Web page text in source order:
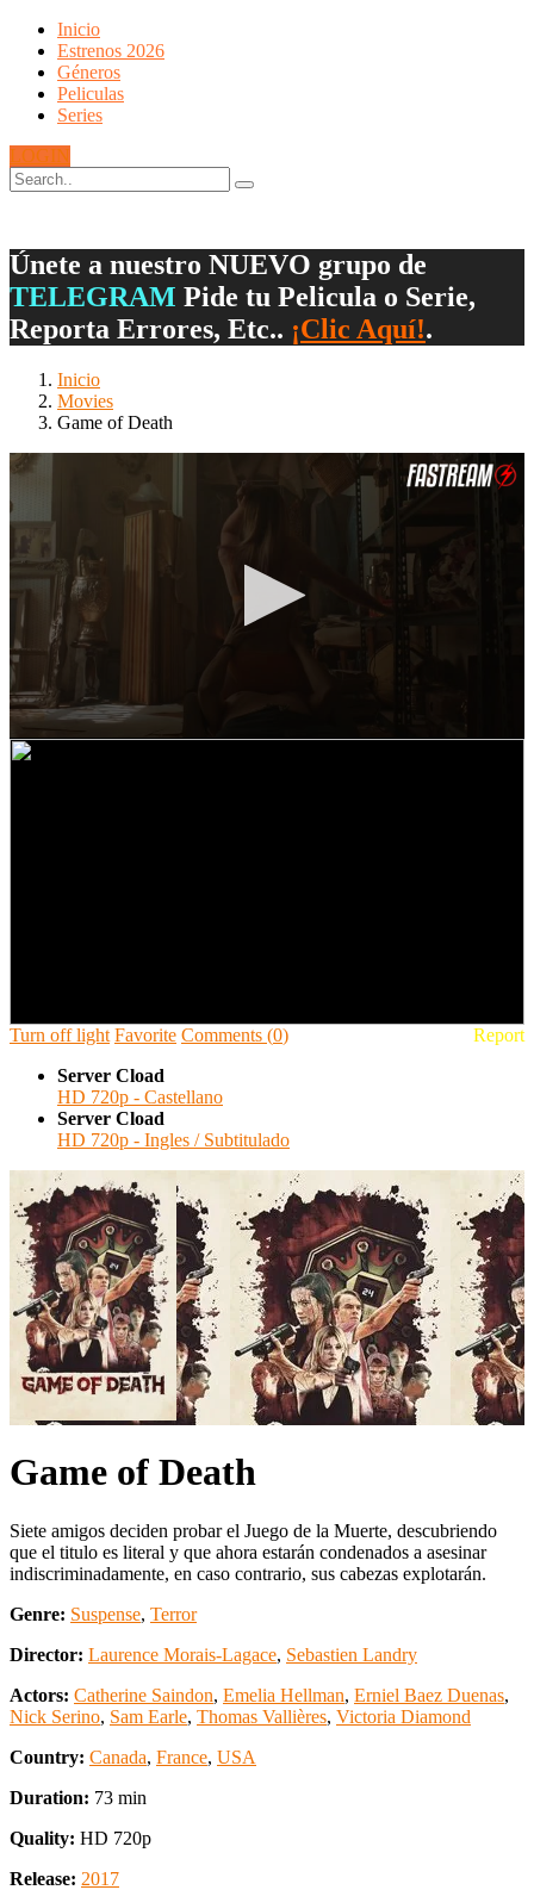
Inicio
Estrenos 2026
Géneros
Peliculas
Series
LOGIN
Únete a nuestro NUEVO grupo de
TELEGRAM Pide tu Pelicula o Serie,
Reporta Errores, Etc.. ¡Clic Aquí!.
Inicio
Movies
Game of Death
🔒 Acceso Requerido
Haz clic 3 veces en el botón para desbloquear este
Clic 1 - Abrir primer enlace
Clics: 0/3
⏰ El acceso expira en 1 hora
Turn off light Favorite Comments (0)
Report
Server Cload
HD 720p - Castellano
Server Cload
HD 720p - Ingles / Subtitulado
Game of Death
Siete amigos deciden probar el Juego de la Muerte, descubriendo
que el titulo es literal y que ahora estarán condenados a asesinar
indiscriminadamente, en caso contrario, sus cabezas explotarán.
Genre: Suspense, Terror
Director: Laurence Morais-Lagace, Sebastien Landry
Actors: Catherine Saindon, Emelia Hellman, Erniel Baez Duenas,
Nick Serino, Sam Earle, Thomas Vallières, Victoria Diamond
Country: Canada, France, USA
Duration: 73 min
Quality: HD 720p
Release: 2017